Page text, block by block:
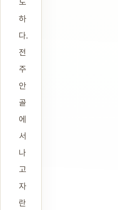
도
하
다.
전
주
안
골
에
서
나
고
자
란